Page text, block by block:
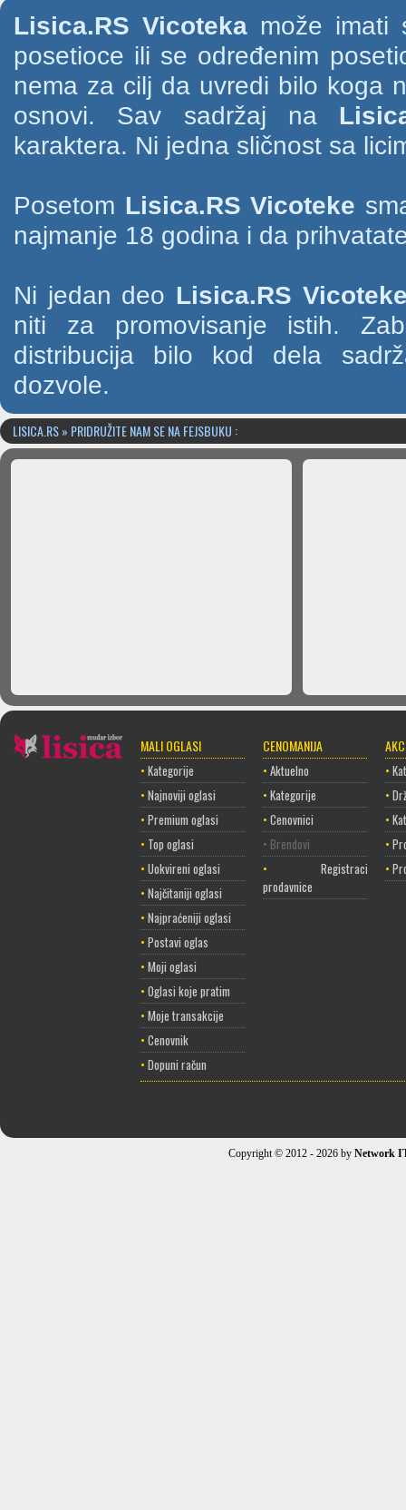
Lisica.RS Vicotekamože imati
posetioce ili se određenim
nema za cilj da uvredi bilo koga
osnovi. Sav sadržaj na
karaktera. Ni jedna sličnost sa
Posetom Lisica.RS Vicoteke
najmanje 18 godina i da
Ni jedan deo Lisica.RS
niti za promovisanje istih.
distribucija bilo kod dela
dozvole.
LISICA.RS » PRIDRUŽITE NAM SE NA FEJSBUKU :
MALI OGLASI
• Kategorije
• Najnoviji oglasi
• Premium oglasi
• Top oglasi
• Uokvireni oglasi
• Najčitaniji oglasi
• Najpraćeniji oglasi
• Postavi oglas
• Moji oglasi
• Oglasi koje pratim
• Moje transakcije
• Cenovnik
• Dopuni račun
CENOMANIJA
• Aktuelno
• Kategorije
• Cenovnici
• Brendovi
• Registracija
prodavnice
•
•
•
•
•
Copyright © 2012 - 2026 by Network